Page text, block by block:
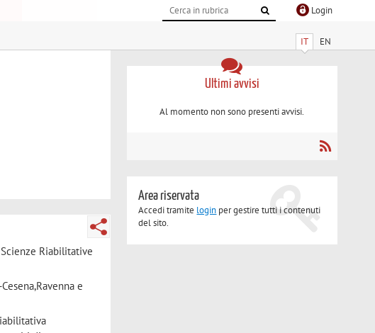
Login
IT EN
Riabilitative
e
Ultimi avvisi
Al momento non sono presenti avvisi.
Area riservata
Accedi tramite login per gestire tutti i contenuti
del sito.